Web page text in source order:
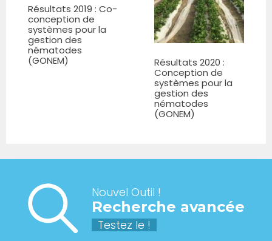
Résultats 2019 : Co-
conception de
systèmes pour la
gestion des
nématodes
(GONEM)
Résultats 2020 :
Conception de
systèmes pour la
gestion des
nématodes
(GONEM)
Nouvel Outil !
Recherche avancée
Testez le !